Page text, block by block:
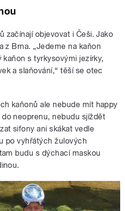
začínají objevovat i Češi. Jako
z Brna. „Jedeme na kaňon
s tyrkysovými jezírky,
a slaňování,“ těší se otec
kaňonů ale nebude mít happy
neoprenu, nebudu sjíždět
sifony ani skákat vedle
po vyhřátých žulových
budu s dýchací maskou